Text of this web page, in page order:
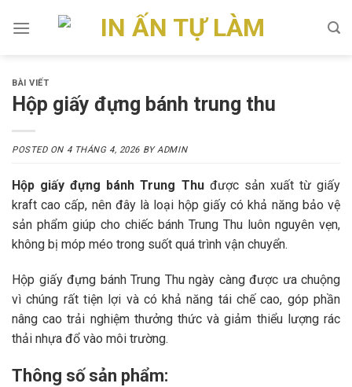
BÀI VIẾT
Hộp giấy đựng bánh trung thu
POSTED ON 4 THÁNG 4, 2026 BY ADMIN
Hộp giấy đựng bánh Trung Thuđược sản xuất từ giấy
kraft cao cấp, nên đây là loại hộp giấy có khả năng bảo vệ
sản phẩm giúp cho chiếc bánh Trung Thu luôn nguyên vẹn,
không bị móp méo trong suốt quá trình vận chuyển.
Hộp giấy đựng bánh Trung Thu ngày càng được ưa chuộng
vì chúng rất tiện lợi và có khả năng tái chế cao, góp phần
nâng cao trải nghiệm thưởng thức và giảm thiểu lượng rác
thải nhựa đổ vào môi trường.
Thông số sản phẩm: